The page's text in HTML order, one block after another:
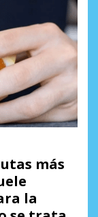
más
la